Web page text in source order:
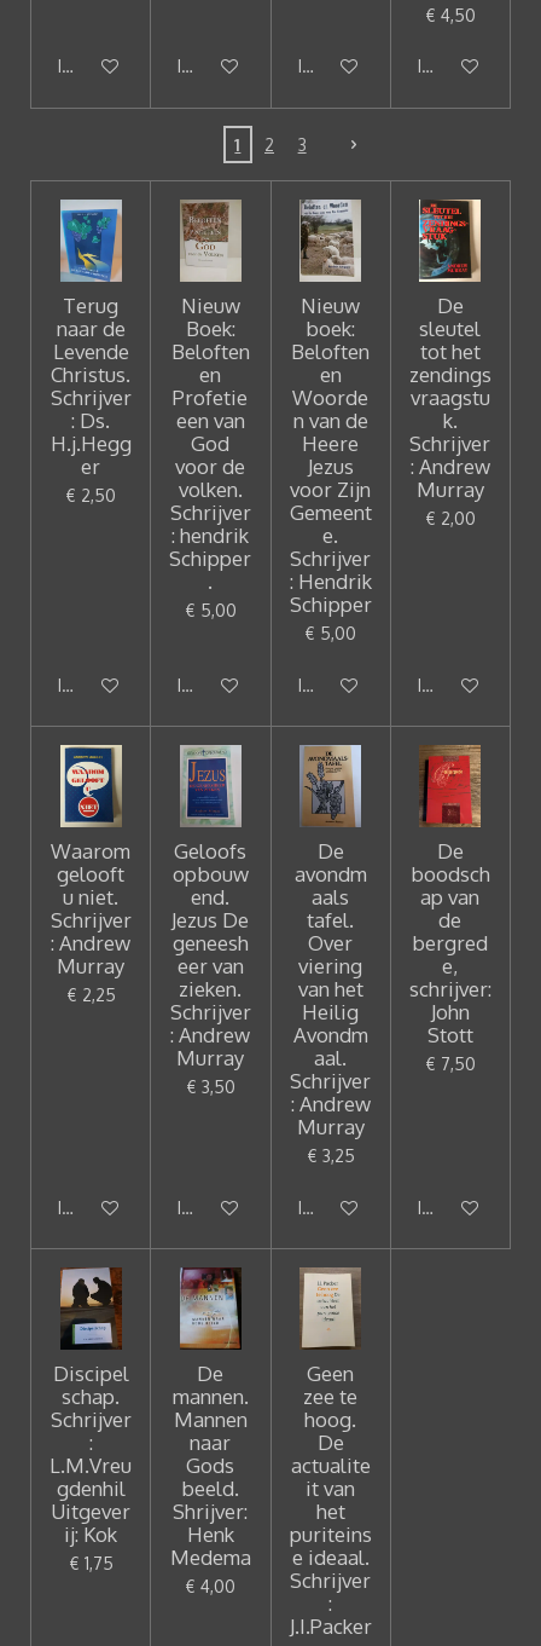
In winkelwagenIn winkelwagenIn winkelwagen
€ 4,50
In winkelwagen
1 2 3
Terug
naar de
Levende
Christus.
Schrijver
: Ds.
H.j.Hegg
er
€ 2,50
In winkelwagen
Nieuw
Boek:
Beloften
en
Profetie
een van
God
voor de
volken.
Schrijver
: hendrik
Schipper
.
€ 5,00
In winkelwagen
Nieuw
boek:
Beloften
en
Woorde
n van de
Heere
Jezus
voor Zijn
Gemeent
e.
Schrijver
: Hendrik
Schipper
€ 5,00
In winkelwagen
De
sleutel
tot het
zendings
vraagstu
k.
Schrijver
: Andrew
Murray
€ 2,00
In winkelwagen
Waarom
gelooft
u niet.
Schrijver
: Andrew
Murray
€ 2,25
In winkelwagen
Geloofs
opbouw
end.
Jezus De
geneesh
eer van
zieken.
Schrijver
: Andrew
Murray
€ 3,50
In winkelwagen
De
avondm
aals
tafel.
Over
viering
van het
Heilig
Avondm
aal.
Schrijver
: Andrew
Murray
€ 3,25
In winkelwagen
De
boodsch
ap van
de
bergred
e,
schrijver:
John
Stott
€ 7,50
In winkelwagen
Discipel
schap.
Schrijver
:
L.M.Vreu
gdenhil
Uitgever
ij: Kok
€ 1,75
De
mannen.
Mannen
naar
Gods
beeld.
Shrijver:
Henk
Medema
€ 4,00
Geen
zee te
hoog.
De
actualite
it van
het
puriteins
e ideaal.
Schrijver
:
J.I.Packer